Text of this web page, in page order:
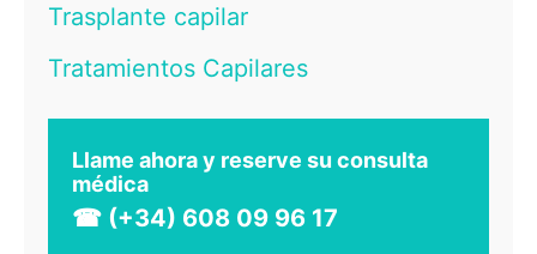
Trasplante capilar
Tratamientos Capilares
Llame ahora y reserve su consulta
médica
☎ (+34) 608 09 96 17